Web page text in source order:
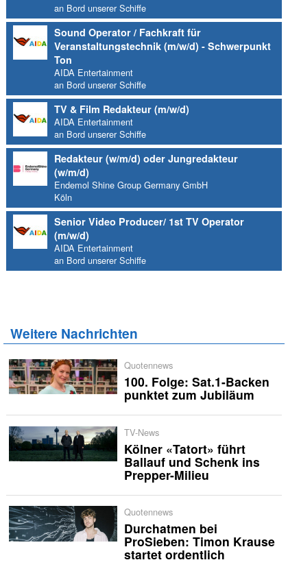
an Bord unserer Schiffe
Sound Operator / Fachkraft für
Veranstaltungstechnik (m/w/d) - Schwerpunkt
Ton
AIDA Entertainment
an Bord unserer Schiffe
TV & Film Redakteur (m/w/d)
AIDA Entertainment
an Bord unserer Schiffe
Redakteur (w/m/d) oder Jungredakteur
(w/m/d)
Endemol Shine Group Germany GmbH
Köln
Senior Video Producer/ 1st TV Operator
(m/w/d)
AIDA Entertainment
an Bord unserer Schiffe
Weitere Nachrichten
Quotennews
100. Folge: Sat.1-Backen
punktet zum Jubiläum
TV-News
Kölner «Tatort» führt
Ballauf und Schenk ins
Prepper-Milieu
Quotennews
Durchatmen bei
ProSieben: Timon Krause
startet ordentlich